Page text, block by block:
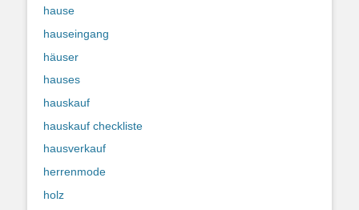
hause
hauseingang
häuser
hauses
hauskauf
hauskauf checkliste
hausverkauf
herrenmode
holz